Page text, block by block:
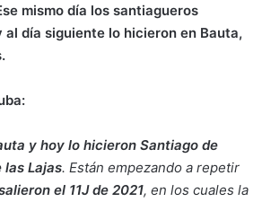
mismo día los santiagueros
al día siguiente lo hicieron en Bauta,
y hoy lo hicieron Santiago de
las Lajas. Están empezando a repetir
el 11J de 2021, en los cuales la